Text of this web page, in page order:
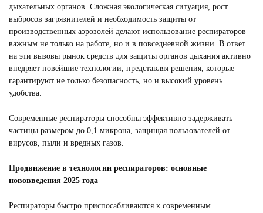
дыхательных органов. Сложная экологическая ситуация, рост
выбросов загрязнителей и необходимость защиты от
производственных аэрозолей делают использование респираторов
важным не только на работе, но и в повседневной жизни. В ответ
на эти вызовы рынок средств для защиты органов дыхания активно
внедряет новейшие технологии, представляя решения, которые
гарантируют не только безопасность, но и высокий уровень
удобства.
Современные респираторы способны эффективно задерживать
частицы размером до 0,1 микрона, защищая пользователей от
вирусов, пыли и вредных газов.
Продвижение в технологии респираторов: основные
нововведения 2025 года
Респираторы быстро приспосабливаются к современным